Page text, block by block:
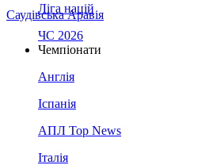
Саудівська Аравія
Ліга націй
ЧС 2026
Чемпіонати
Англія
Іспанія
АПЛ Top News
Італія